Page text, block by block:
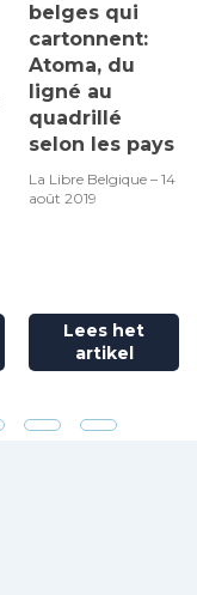
belges qui
cartonnent:
Atoma, du
ligné au
quadrillé
selon les pays
La Libre Belgique – 14
août 2019
Lees het
artikel